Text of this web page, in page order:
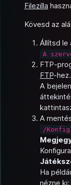
Filezilla
Kövesd az
Állítsd le
A
FTP-hez.
A
A
/
Ha
nézne ki: